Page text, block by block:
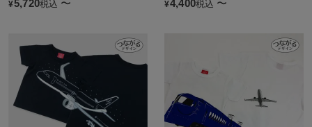
¥5,720税込 〜 ¥4,400税込 〜